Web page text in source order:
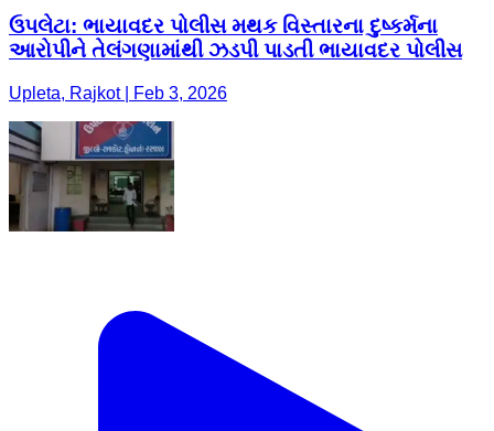
ઉપલેટા: ભાયાવદર પોલીસ મથક વિસ્તારના દુષ્કર્મના
આરોપીને તેલંગણામાંથી ઝડપી પાડતી ભાયાવદર પોલીસ
Upleta, Rajkot | Feb 3, 2026